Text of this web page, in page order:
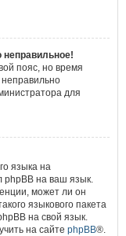
неправильное!
пояс, но время
для
языка на
phpBB на ваш язык.
может ли он
языкового пакета
на свой язык.
на сайте phpBB®.